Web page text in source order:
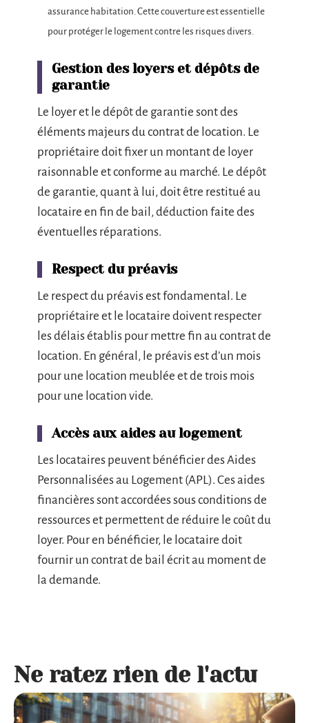
assurance habitation. Cette couverture est essentielle
pour protéger le logement contre les risques divers.
Gestion des loyers et dépôts de
garantie
Le loyer et le dépôt de garantie sont des
éléments majeurs du contrat de location. Le
propriétaire doit fixer un montant de loyer
raisonnable et conforme au marché. Le dépôt
de garantie, quant à lui, doit être restitué au
locataire en fin de bail, déduction faite des
éventuelles réparations.
Respect du préavis
Le respect du préavis est fondamental. Le
propriétaire et le locataire doivent respecter
les délais établis pour mettre fin au contrat de
location. En général, le préavis est d’un mois
pour une location meublée et de trois mois
pour une location vide.
Accès aux aides au logement
Les locataires peuvent bénéficier des Aides
Personnalisées au Logement (APL). Ces aides
financières sont accordées sous conditions de
ressources et permettent de réduire le coût du
loyer. Pour en bénéficier, le locataire doit
fournir un contrat de bail écrit au moment de
la demande.
Ne ratez rien de l'actu